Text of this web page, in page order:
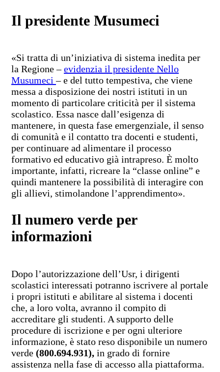
Il presidente Musumeci
«Si tratta di un’iniziativa di sistema inedita per
la Regione –evidenzia il presidente Nello
Musumeci– e del tutto tempestiva, che viene
messa a disposizione dei nostri istituti in un
momento di particolare criticità per il sistema
scolastico. Essa nasce dall’esigenza di
mantenere, in questa fase emergenziale, il senso
di comunità e il contatto tra docenti e studenti,
per continuare ad alimentare il processo
formativo ed educativo già intrapreso. È molto
importante, infatti, ricreare la “classe online” e
quindi mantenere la possibilità di interagire con
gli allievi, stimolandone l’apprendimento».
Il numero verde per
informazioni
Dopo l’autorizzazione dell’Usr, i dirigenti
scolastici interessati potranno iscrivere al portale
i propri istituti e abilitare al sistema i docenti
che, a loro volta, avranno il compito di
accreditare gli studenti. A supporto delle
procedure di iscrizione e per ogni ulteriore
informazione, è stato reso disponibile un numero
verde (800.694.931), in grado di fornire
assistenza nella fase di accesso alla piattaforma.